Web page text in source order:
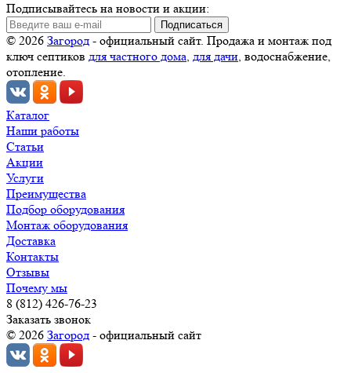
Подписывайтесь на новости и акции:
© 2026 Загород - официальный сайт. Продажа и монтаж под
ключ септиков для частного дома, для дачи, водоснабжение,
отопление.
Каталог
Наши работы
Статьи
Акции
Услуги
Преимущества
Подбор оборудования
Монтаж оборудования
Доставка
Контакты
Отзывы
Почему мы
8 (812) 426-76-23
Заказать звонок
© 2026 Загород - официальный сайт